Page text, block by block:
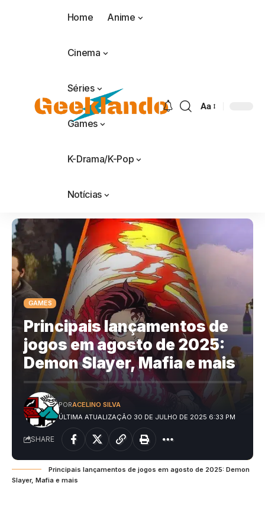
Home Anime
Cinema
Séries
Games
K-Drama/K-Pop
Notícias
Aa
GAMES
Principais lançamentos de
jogos em agosto de 2025:
Demon Slayer, Mafia e mais
ÚLTIMA ATUALIZAÇÃO 30 DE JULHO DE 2025 6:33 PM
PORACELINO SILVA
SHARE
Principais lançamentos de jogos em agosto de 2025: Demon
Slayer, Mafia e mais